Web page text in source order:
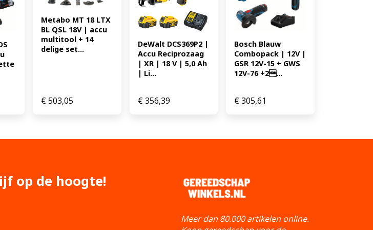
aansluiting van een alleszuiger * Splintervrij zagen door
EAN: 4061792234024 294.45
Metabo MT 18 LTX
BL QSL 18V | accu
multitool + 14
delige set...
€503,05
DeWalt DCS369P2 |
Accu Reciprozaag
| XR | 18 V | 5,0 Ah
| Li...
€356,39
Bosch Blauw
Combopack | 12V |
GSR 12V-15 + GWS
12V-76 +2...
€305,61
op de hoogte!
Meer dan 80.000 artikelen online.